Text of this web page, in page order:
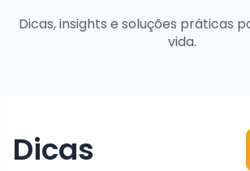
Dicas, insights e soluções práticas
vida.
Dicas